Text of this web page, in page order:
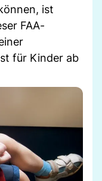
ist
FAA-
für Kinder ab